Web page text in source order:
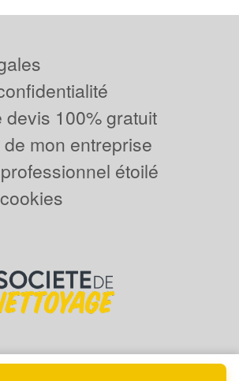
devis 100% gratuit
mon entreprise
étoilé